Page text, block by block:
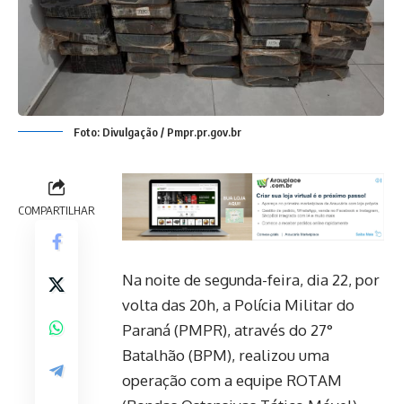
Foto: Divulgação / Pmpr.pr.gov.br
COMPARTILHAR
Na noite de segunda-feira, dia 22, por
volta das 20h, a Polícia Militar do
Paraná (PMPR), através do 27°
Batalhão (BPM), realizou uma
operação com a equipe ROTAM